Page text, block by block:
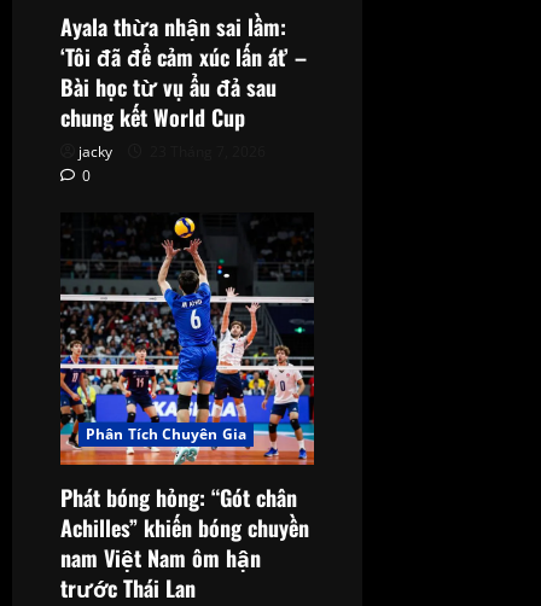
Ayala thừa nhận sai lầm:
‘Tôi đã để cảm xúc lấn át’ –
Bài học từ vụ ẩu đả sau
chung kết World Cup
jacky
0
Phân Tích Chuyên Gia
Phát bóng hỏng: “Gót chân
Achilles” khiến bóng chuyền
nam Việt Nam ôm hận
trước Thái Lan